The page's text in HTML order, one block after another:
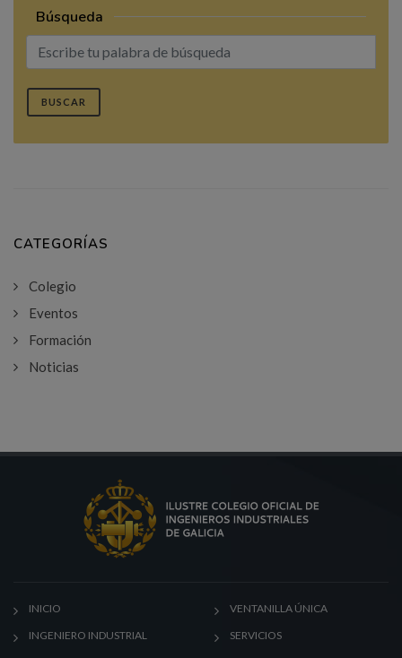
Búsqueda
BUSCAR
CATEGORÍAS
Colegio
Eventos
Formación
Noticias
INICIO
INGENIERO INDUSTRIAL
VENTANILLA ÚNICA
SERVICIOS